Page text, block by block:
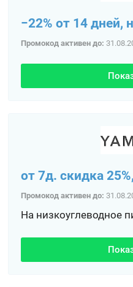
−22% от 14 дней,
Промокод активен до:
от 7д. скидка
Промокод активен до:
На низкоуглеводное